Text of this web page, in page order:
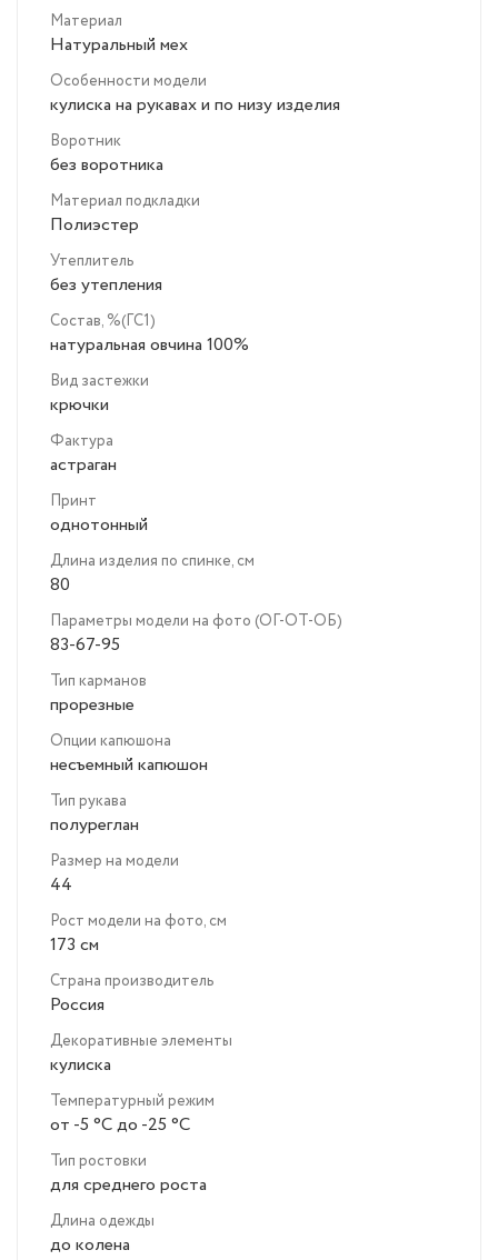
Материал
Натуральный мех
Особенности модели
кулиска на рукавах и по низу изделия
Воротник
без воротника
Материал подкладки
Полиэстер
Утеплитель
без утепления
Состав, %(ГС1)
натуральная овчина 100%
Вид застежки
крючки
Фактура
астраган
Принт
однотонный
Длина изделия по спинке, см
80
Параметры модели на фото (ОГ-ОТ-ОБ)
83-67-95
Тип карманов
прорезные
Опции капюшона
несъемный капюшон
Тип рукава
полуреглан
Размер на модели
44
Рост модели на фото, см
173 см
Страна производитель
Россия
Декоративные элементы
кулиска
Температурный режим
от -5 °C до -25 °C
Тип ростовки
для среднего роста
Длина одежды
до колена